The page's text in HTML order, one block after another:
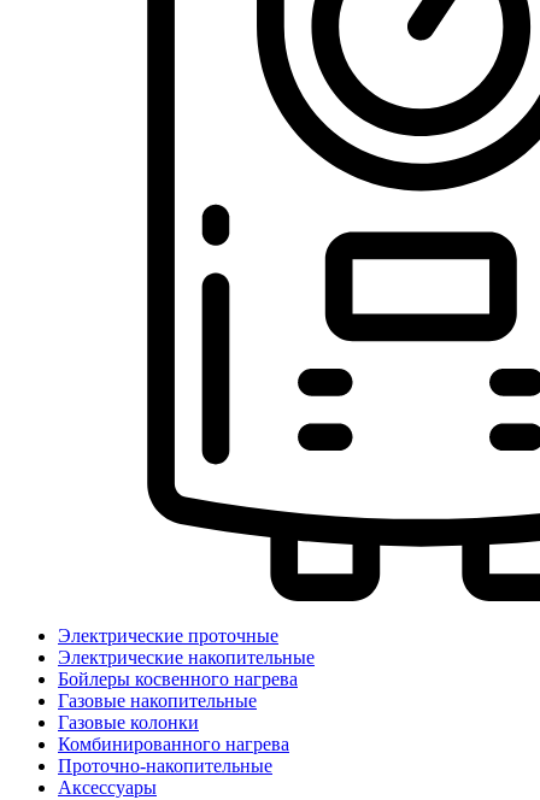
Электрические проточные
Электрические накопительные
Бойлеры косвенного нагрева
Газовые накопительные
Газовые колонки
Комбинированного нагрева
Проточно-накопительные
Аксессуары